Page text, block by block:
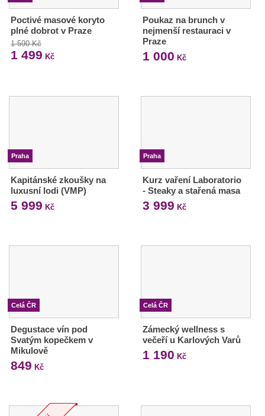
Poctivé masové koryto
plné dobrot v Praze
1 590 Kč
1 499 Kč
Poukaz na brunch v
nejmenší restauraci v
Praze
1 000 Kč
Praha
Kapitánské zkoušky na
luxusní lodi (VMP)
5 999 Kč
Praha
Kurz vaření Laboratorio
- Steaky a stařená masa
3 999 Kč
Celá ČR
Degustace vín pod
Svatým kopečkem v
Mikulově
849 Kč
Celá ČR
Zámecký wellness s
večeří u Karlových Varů
1 190 Kč